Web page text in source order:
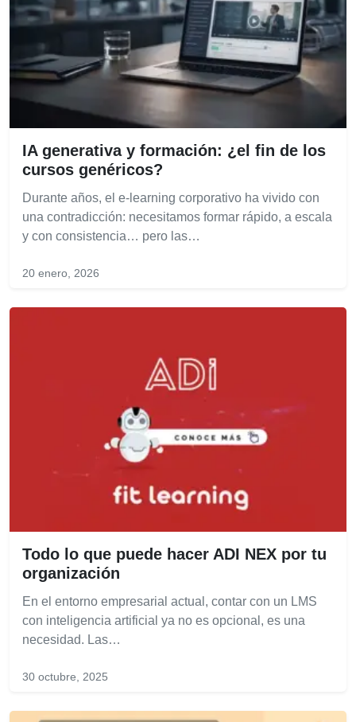
IA generativa y formación: ¿el fin de los
cursos genéricos?
Durante años, el e-learning corporativo ha vivido con
una contradicción: necesitamos formar rápido, a escala
y con consistencia… pero las…
20 enero, 2026
Todo lo que puede hacer ADI NEX por tu
organización
En el entorno empresarial actual, contar con un LMS
con inteligencia artificial ya no es opcional, es una
necesidad. Las…
30 octubre, 2025